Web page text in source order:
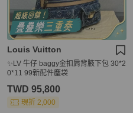
Louis Vuitton
✨LV 牛仔 baggy金扣肩背腋下包 30*2
0*11 99新配件塵袋
TWD 95,800
現折 2,000